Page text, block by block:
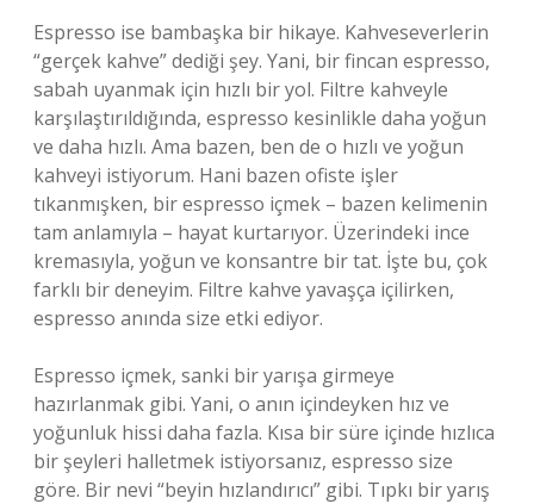
Espresso ise bambaşka bir hikaye. Kahveseverlerin
“gerçek kahve” dediği şey. Yani, bir fincan espresso,
sabah uyanmak için hızlı bir yol. Filtre kahveyle
karşılaştırıldığında, espresso kesinlikle daha yoğun
ve daha hızlı. Ama bazen, ben de o hızlı ve yoğun
kahveyi istiyorum. Hani bazen ofiste işler
tıkanmışken, bir espresso içmek – bazen kelimenin
tam anlamıyla – hayat kurtarıyor. Üzerindeki ince
kremasıyla, yoğun ve konsantre bir tat. İşte bu, çok
farklı bir deneyim. Filtre kahve yavaşça içilirken,
espresso anında size etki ediyor.
Espresso içmek, sanki bir yarışa girmeye
hazırlanmak gibi. Yani, o anın içindeyken hız ve
yoğunluk hissi daha fazla. Kısa bir süre içinde hızlıca
bir şeyleri halletmek istiyorsanız, espresso size
göre. Bir nevi “beyin hızlandırıcı” gibi. Tıpkı bir yarış